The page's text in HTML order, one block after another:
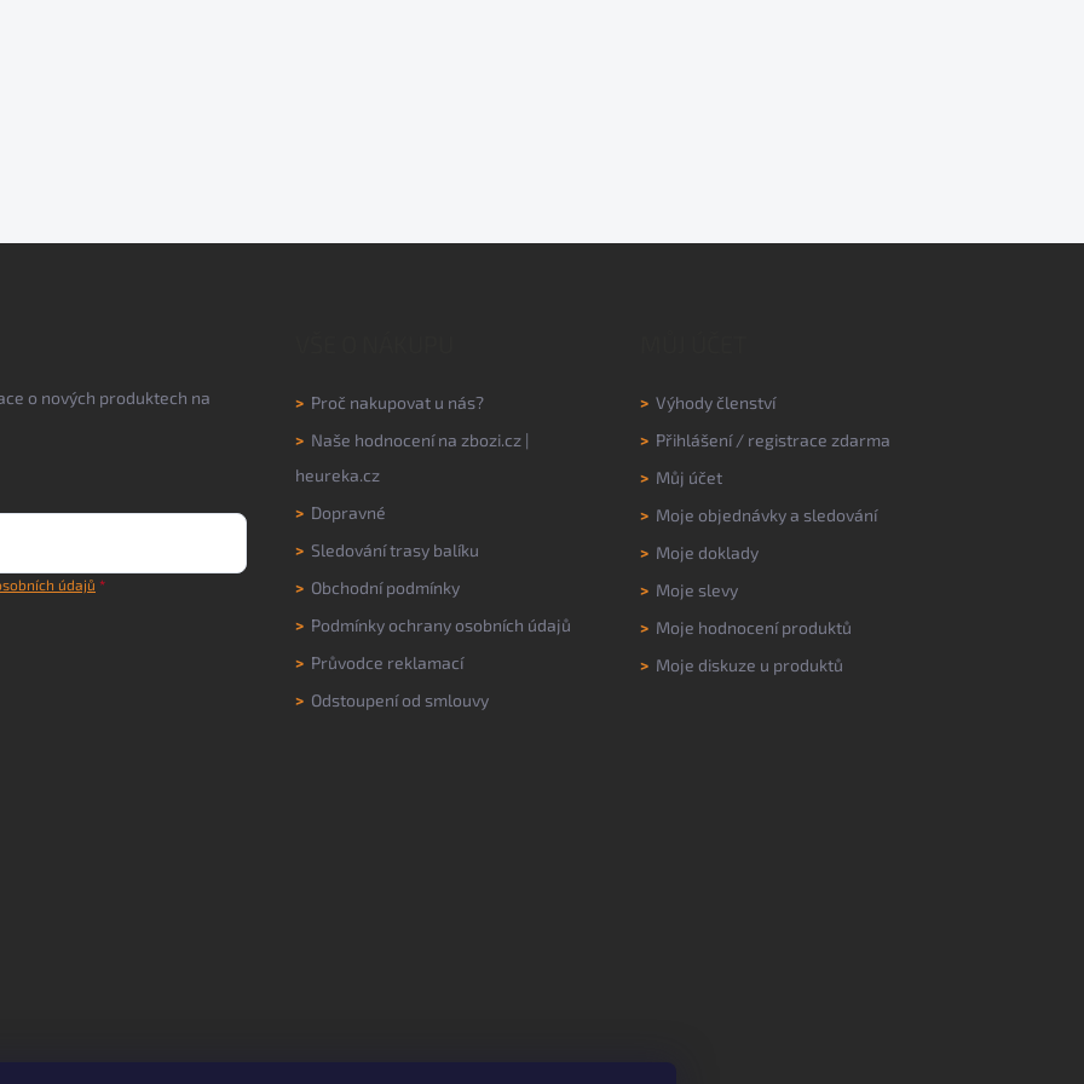
o nových produktech na
údajů
> Proč nakupovat u nás?
> Naše hodnocení na zbozi.cz |
heureka.cz
> Dopravné
> Sledování trasy balíku
> Obchodní podmínky
> Podmínky ochrany osobních údajů
> Průvodce reklamací
> Odstoupení od smlouvy
> Výhody členství
> Přihlášení/ registrace zdarma
> Můj účet
> Moje objednávky a sledování
> Moje doklady
> Moje slevy
> Moje hodnocení produktů
> Moje diskuze u produktů